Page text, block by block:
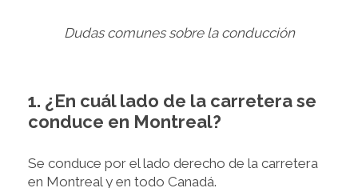
Dudas comunes sobre la conducción
1. ¿En cuál lado de la carretera se
conduce en Montreal?
Se conduce por el lado derecho de la carretera
en Montreal y en todo Canadá.